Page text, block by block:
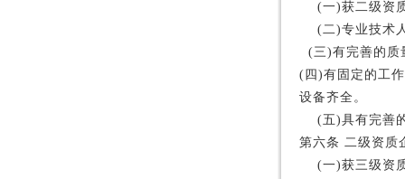
(一)获二级资
( 二 )专业技术
(三)有完善的质
(四)有固定的工
设备齐全。
(五)具有完善
第六条 二级资质
(一)获三级资